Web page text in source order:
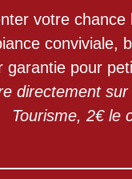
votre
conviviale,
garantie pour
directement
Tourisme, 2€ le